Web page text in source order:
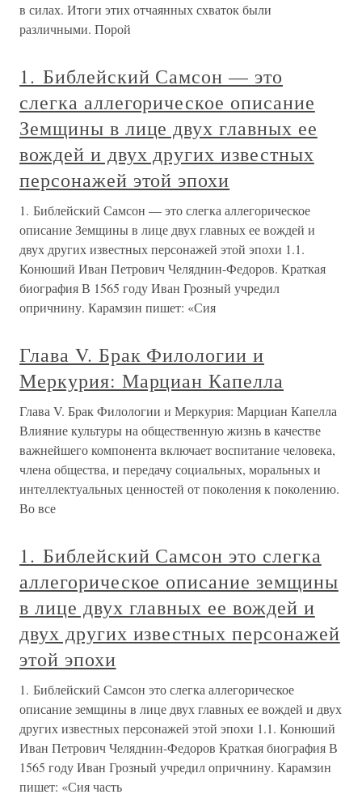
в силах. Итоги этих отчаянных схваток были
различными. Порой
1. Библейский Самсон — это
слегка аллегорическое описание
Земщины в лице двух главных ее
вождей и двух других известных
персонажей этой эпохи
1. Библейский Самсон — это слегка аллегорическое
описание Земщины в лице двух главных ее вождей и
двух других известных персонажей этой эпохи 1.1.
Конюший Иван Петрович Челяднин-Федоров. Краткая
биография В 1565 году Иван Грозный учредил
опричнину. Карамзин пишет: «Сия
Глава V. Брак Филологии и
Меркурия: Марциан Капелла
Глава V. Брак Филологии и Меркурия: Марциан Капелла
Влияние культуры на общественную жизнь в качестве
важнейшего компонента включает воспитание человека,
члена общества, и передачу социальных, моральных и
интеллектуальных ценностей от поколения к поколению.
Во все
1. Библейский Самсон это слегка
аллегорическое описание земщины
в лице двух главных ее вождей и
двух других известных персонажей
этой эпохи
1. Библейский Самсон это слегка аллегорическое
описание земщины в лице двух главных ее вождей и двух
других известных персонажей этой эпохи 1.1. Конюший
Иван Петрович Челяднин-Федоров Краткая биография В
1565 году Иван Грозный учредил опричнину. Карамзин
пишет: «Сия часть